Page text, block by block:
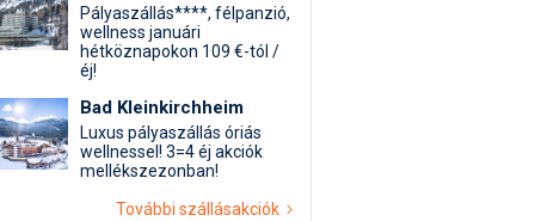
Pályaszállás****, félpanzió,
wellness januári
hétköznapokon 109 €-tól /
éj!
Bad Kleinkirchheim
Luxus pályaszállás óriás
wellnessel! 3=4 éj akciók
mellékszezonban!
További szállásakciók